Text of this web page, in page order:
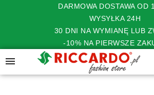
DARMOWA DOSTAWA OD
WYSYŁKA 24H
30 DNI NA WYMIANĘ LUB
-10% NA PIERWSZE
